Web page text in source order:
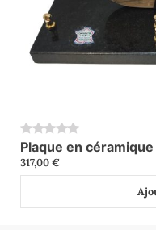
0
Plaque en
317,00€